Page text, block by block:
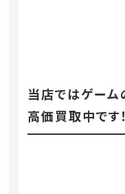
当店ではゲーム
高価買取中です！